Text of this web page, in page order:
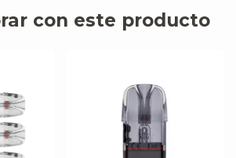
con este producto